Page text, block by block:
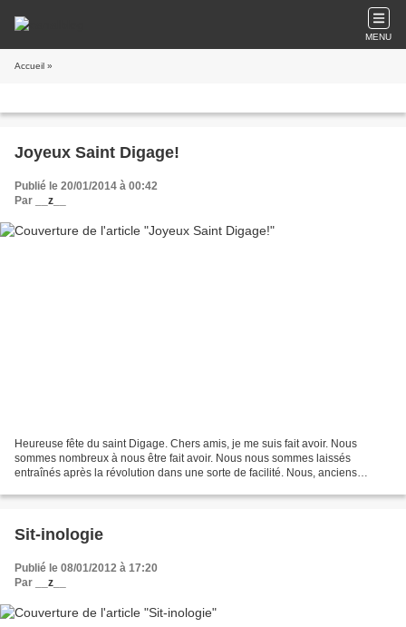
MENU
Accueil »
Joyeux Saint Digage!
Publié le 20/01/2014 à 00:42
Par
__z__
Heureuse fête du saint Digage. Chers amis, je me suis fait avoir. Nous
sommes nombreux à nous être fait avoir. Nous nous sommes laissés
entraînés après la révolution dans une sorte de facilité. Nous, anciens
Sit-inologie
Publié le 08/01/2012 à 17:20
Par
__z__